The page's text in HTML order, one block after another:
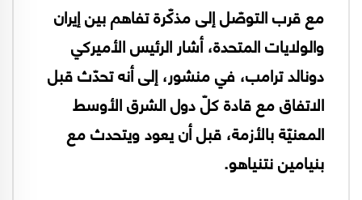
مع قرب التوصّل إلى مذكّرة تفاهم بين إيران
والولايات المتحدة، أشار الرئيس الأميركي
دونالد ترامب، في منشور، إلى أنه تحدّث قبل
الاتفاق مع قادة كلّ دول الشرق الأوسط
المعنيّة بالأزمة، قبل أن يعود ويتحدث مع
بنيامين نتنياهو.